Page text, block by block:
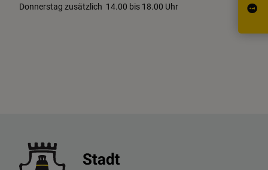
Donnerstag zusätzlich 14.00 bis 18.00 Uhr